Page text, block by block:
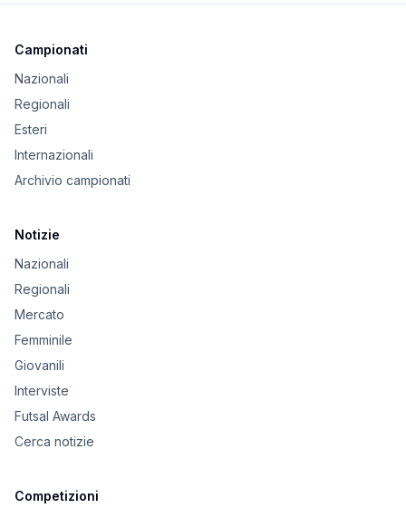
Campionati
Nazionali
Regionali
Esteri
Internazionali
Archivio campionati
Notizie
Nazionali
Regionali
Mercato
Femminile
Giovanili
Interviste
Futsal Awards
Cerca notizie
Competizioni